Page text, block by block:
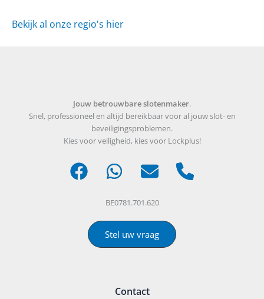
Bekijk al onze regio's hier
Jouw betrouwbare slotenmaker.
Snel, professioneel en altijd bereikbaar voor al jouw slot- en
beveiligingsproblemen.
Kies voor veiligheid, kies voor Lockplus!
BE0781.701.620
Stel uw vraag
Contact